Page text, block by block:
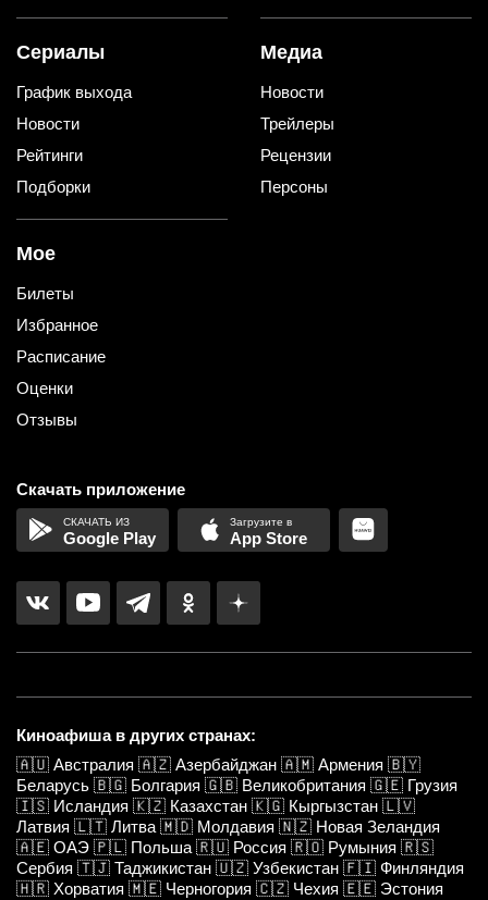
Сериалы
График выхода
Новости
Рейтинги
Подборки
Медиа
Новости
Трейлеры
Рецензии
Персоны
Мое
Билеты
Избранное
Расписание
Оценки
Отзывы
Скачать приложение
Google Play App Store
Киноафиша в других странах:
🇦🇺 Австралия 🇦🇿 Азербайджан 🇦🇲 Армения 🇧🇾
Беларусь 🇧🇬 Болгария 🇬🇧 Великобритания 🇬🇪 Грузия
🇮🇸 Исландия 🇰🇿 Казахстан 🇰🇬 Кыргызстан 🇱🇻
Латвия 🇱🇹 Литва 🇲🇩 Молдавия 🇳🇿 Новая Зеландия
🇦🇪 ОАЭ 🇵🇱 Польша 🇷🇺 Россия 🇷🇴 Румыния 🇷🇸
Сербия 🇹🇯 Таджикистан 🇺🇿 Узбекистан 🇫🇮 Финляндия
🇭🇷 Хорватия 🇲🇪 Черногория 🇨🇿 Чехия 🇪🇪 Эстония